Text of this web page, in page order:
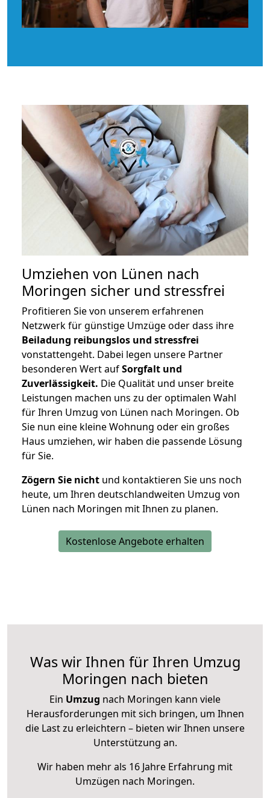
Umziehen von Lünen nach
Moringen sicher und stressfrei
Profitieren Sie von unserem erfahrenen
Netzwerk für günstige Umzüge oder dass ihre
Beiladung reibungslos und stressfrei
vonstattengeht. Dabei legen unsere Partner
besonderen Wert aufSorgfalt und
Zuverlässigkeit. Die Qualität und unser breite
Leistungen machen uns zu der optimalen Wahl
für Ihren Umzug von Lünen nach Moringen. Ob
Sie nun eine kleine Wohnung oder ein großes
Haus umziehen, wir haben die passende Lösung
für Sie.
Zögern Sie nicht und kontaktieren Sie uns noch
heute, um Ihren deutschlandweiten Umzug von
Lünen nach Moringen mit Ihnen zu planen.
Kostenlose Angebote erhalten
Was wir Ihnen für Ihren Umzug
Moringen nach bieten
Ein Umzug nach Moringen kann viele
Herausforderungen mit sich bringen, um Ihnen
die Last zu erleichtern – bieten wir Ihnen unsere
Unterstützung an.
Wir haben mehr als 16 Jahre Erfahrung mit
Umzügen nach Moringen.